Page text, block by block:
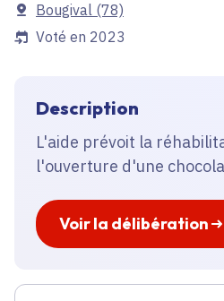
Communes
Bougival (78)
Voté en 2023
Description
L'aide prévoit la
l'ouverture d'une
Voir la délibération